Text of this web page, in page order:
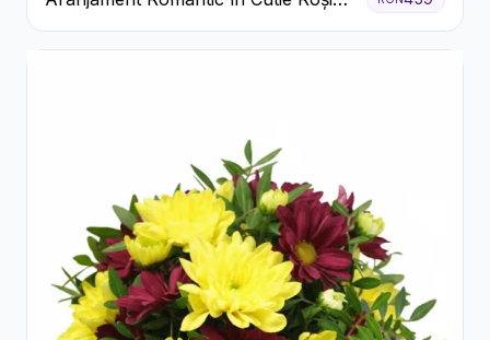
cu Trandafiri și Crizanteme